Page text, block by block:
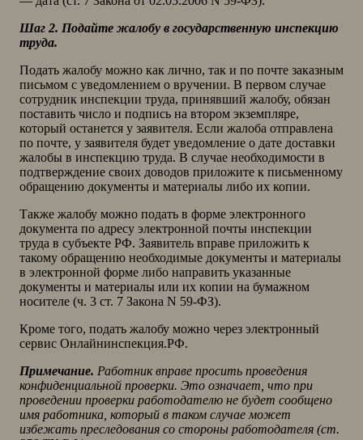
Шаг 2. Подайте жалобу в государственную инспекцию
труда.
Подать жалобу можно как лично, так и по почте заказным
письмом с уведомлением о вручении. В первом случае
сотрудник инспекции труда, принявший жалобу, обязан
поставить число и подпись на втором экземпляре,
который останется у заявителя. Если жалоба отправлена
по почте, у заявителя будет уведомление о дате доставки
жалобы в инспекцию труда. В случае необходимости в
подтверждение своих доводов приложите к письменному
обращению документы и материалы либо их копии.
Также жалобу можно подать в форме электронного
документа по адресу электронной почты инспекции
труда в субъекте РФ. Заявитель вправе приложить к
такому обращению необходимые документы и материалы
в электронной форме либо направить указанные
документы и материалы или их копии на бумажном
носителе (ч. 3 ст. 7 Закона N 59-ФЗ).
Кроме того, подать жалобу можно через электронный
сервис Онлайнинспекция.РФ.
Примечание. Работник вправе просить проведения
конфиденциальной проверки. Это означает, что при
проведении проверки работодателю не будет сообщено
имя работника, который в таком случае может
избежать преследования со стороны работодателя (ст.